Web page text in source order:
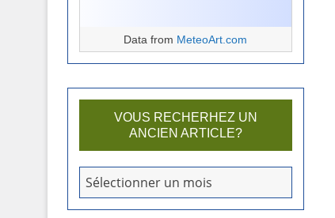
Data from MeteoArt.com
VOUS RECHERHEZ UN
ANCIEN ARTICLE?
o
u
Sélectionner un mois